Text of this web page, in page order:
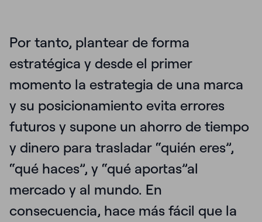
Por tanto, plantear de forma
estratégica y desde el primer
momento la estrategia de una marca
y su posicionamiento evita errores
futuros y supone un ahorro de tiempo
y dinero para trasladar “quién eres”,
“qué haces”, y “qué aportas”al
mercado y al mundo. En
consecuencia, hace más fácil que la